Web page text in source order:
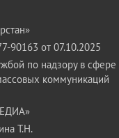
90163 от 07.10.2025
по надзору в сфере
коммуникаций
Т.Н.